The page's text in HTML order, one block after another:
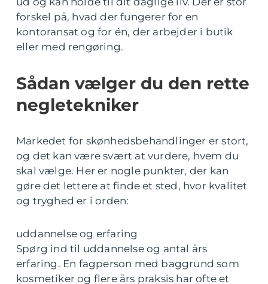
forskel på, hvad der fungerer for en
kontoransat og for én, der arbejder i butik
eller med rengøring.
Sådan vælger du den rette
negletekniker
Markedet for skønhedsbehandlinger er stort,
og det kan være svært at vurdere, hvem du
skal vælge. Her er nogle punkter, der kan
gøre det lettere at finde et sted, hvor kvalitet
og tryghed er i orden:
uddannelse og erfaring
Spørg ind til uddannelse og antal års
erfaring. En fagperson med baggrund som
kosmetiker og flere års praksis har ofte et